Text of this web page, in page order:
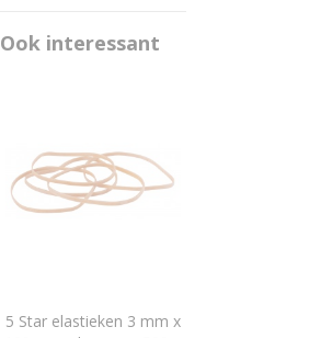
Ook interessant
5 Star elastieken 3 mm x